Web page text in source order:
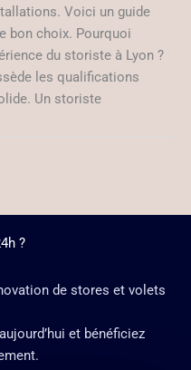
Voici un guide
bon choix. Pourquoi
du storiste à Lyon ?
les qualifications
Un storiste
?
de stores et volets
et bénéficiez